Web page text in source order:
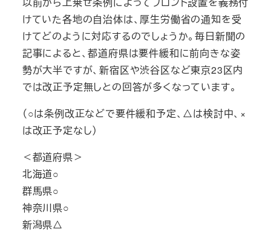
けていた各地の自治体は、厚生労働省の通知を受
けてどのように対応するのでしょうか。毎日新聞の
記事によると、都道府県は要件緩和に前向きな姿
勢が大半ですが、新宿区や渋谷区など東京23区内
では改正予定無しとの回答が多くなっています。
（○は条例改正などで要件緩和予定、△は検討中、×
は改正予定なし）
＜都道府県＞
北海道○
群馬県○
神奈川県○
新潟県△